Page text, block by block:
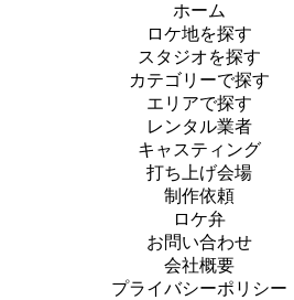
ホーム
ロケ地を探す
スタジオを探す
カテゴリーで探す
エリアで探す
レンタル業者
キャスティング
打ち上げ会場
制作依頼
ロケ弁
お問い合わせ
会社概要
プライバシーポリシー